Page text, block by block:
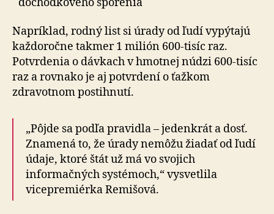
Napríklad, rodný list si úrady od ľudí vypýtajú
každoročne takmer 1 milión 600-tisíc raz.
Potvrdenia o dávkach v hmotnej núdzi 600-tisíc
raz a rovnako je aj potvrdení o ťažkom
zdravotnom postihnutí.
„Pôjde sa podľa pravidla – jedenkrát a dosť.
Znamená to, že úrady nemôžu žiadať od ľudí
údaje, ktoré štát už má vo svojich
informačných systémoch,“ vysvetlila
vicepremiérka Remišová.